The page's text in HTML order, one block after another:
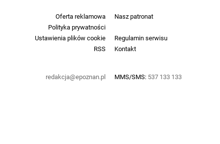
Oferta reklamowa
Nasz patronat
Polityka prywatności
Ustawienia plików cookie
Regulamin serwisu
RSS
Kontakt
redakcja@epoznan.pl MMS/SMS: 537 133 133